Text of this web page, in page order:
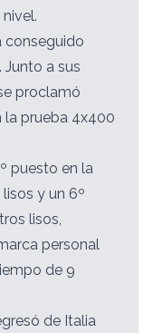
conseguido
a sus
proclamó
la prueba 4x400
puesto en la
y un 6º
lisos,
personal
de 9
de Italia